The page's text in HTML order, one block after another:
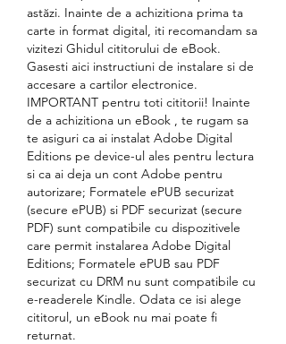
astăzi. Inainte de a achizitiona prima ta
carte in format digital, iti recomandam sa
vizitezi Ghidul cititorului de eBook.
Gasesti aici instructiuni de instalare si de
accesare a cartilor electronice.
IMPORTANT pentru toti cititorii! Inainte
de a achizitiona un eBook , te rugam sa
te asiguri ca ai instalat Adobe Digital
Editions pe device-ul ales pentru lectura
si ca ai deja un cont Adobe pentru
autorizare; Formatele ePUB securizat
(secure ePUB) si PDF securizat (secure
PDF) sunt compatibile cu dispozitivele
care permit instalarea Adobe Digital
Editions; Formatele ePUB sau PDF
securizat cu DRM nu sunt compatibile cu
e-readerele Kindle. Odata ce isi alege
cititorul, un eBook nu mai poate fi
returnat.